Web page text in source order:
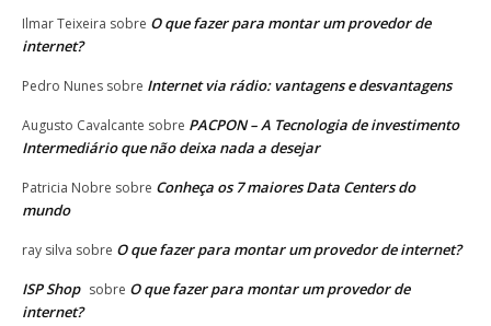
Ilmar Teixeira sobre O que fazer para montar um provedor de
internet?
Pedro Nunes sobre Internet via rádio: vantagens e desvantagens
Augusto Cavalcante sobre PACPON – A Tecnologia de investimento
Intermediário que não deixa nada a desejar
Patricia Nobre sobre Conheça os 7 maiores Data Centers do
mundo
ray silva sobre O que fazer para montar um provedor de internet?
ISP Shop sobre O que fazer para montar um provedor de
internet?